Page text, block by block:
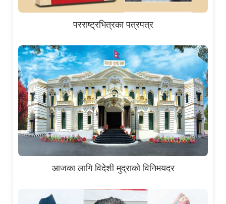
परराष्ट्रभित्रका पत्रपत्र
आजका लागि विदेशी मुद्राको विनिमयदर